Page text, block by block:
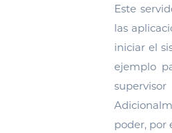
Este
las
iniciar el
ejemplo
poder, por